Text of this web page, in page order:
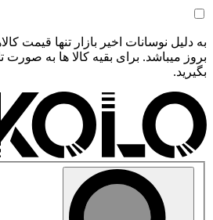
به دلیل نوسانات اخیر بازار تنها قیمت
بروز میباشد. برای بقیه کالا ها به صورت
بگیرید.